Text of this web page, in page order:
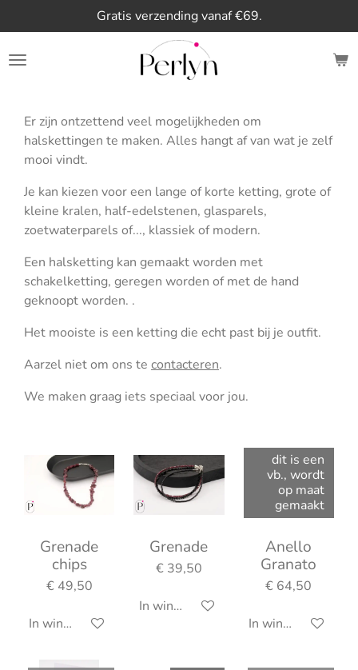
direct
naar
Gratis verzending vanaf €69.
Er zijn ontzettend veel mogelijkheden om
halskettingen te maken. Alles hangt af van wat je zelf
mooi vindt.
Je kan kiezen voor een lange of korte ketting, grote of
kleine kralen, half-edelstenen, glasparels,
zoetwaterparels of..., klassiek of modern.
Een halsketting kan gemaakt worden met
schakelketting, geregen worden of met de hand
geknoopt worden. .
Het mooiste is een ketting die echt past bij je outfit.
Aarzel niet om ons te contacteren.
We maken graag iets speciaal voor jou.
Grenade
chips
€ 49,50
In winkelwagen
Grenade
€ 39,50
In winkelwagen
dit is een
vb., wordt
op maat
gemaakt
Anello
Granato
€ 64,50
In winkelwagen